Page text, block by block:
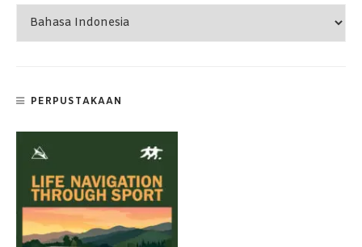
PERPUSTAKAAN